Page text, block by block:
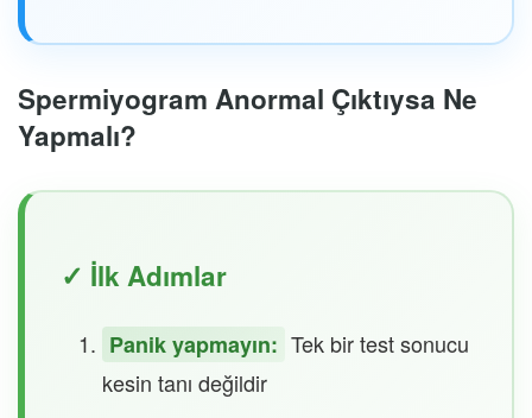
Spermiyogram Anormal Çıktıysa Ne
Yapmalı?
✓ İlk Adımlar
Panik yapmayın: Tek bir test sonucu
kesin tanı değildir